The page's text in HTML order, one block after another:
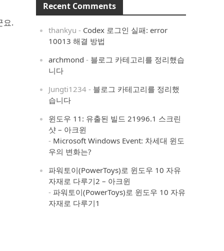
요.
Recent Comments
thankyu - Codex 로그인 실패: error
10013 해결 방법
archmond - 블로그 카테고리를 정리했습
니다
Jungti1234 - 블로그 카테고리를 정리했
습니다
윈도우 11: 유출된 빌드 21996.1 스크린
샷 – 아크윈
- Microsoft Windows Event: 차세대 윈도
우의 변화는?
파워토이(PowerToys)로 윈도우 10 자유
자재로 다루기2 – 아크윈
- 파워토이(PowerToys)로 윈도우 10 자유
자재로 다루기1